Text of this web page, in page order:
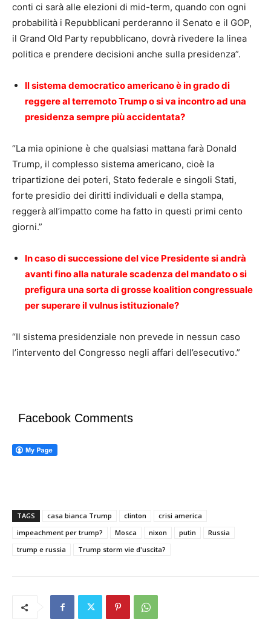
conti ci sarà alle elezioni di mid-term, quando con ogni
probabilità i Repubblicani perderanno il Senato e il GOP,
il Grand Old Party repubblicano, dovrà rivedere la linea
politica e prendere decisioni anche sulla presidenza”.
Il sistema democratico americano è in grado di
reggere al terremoto Trump o si va incontro ad una
presidenza sempre più accidentata?
“La mia opinione è che qualsiasi mattana farà Donald
Trump, il complesso sistema americano, cioè la
tripartizione dei poteri, Stato federale e singoli Stati,
forte presidio dei diritti individuali e della stampa,
reggerà all’impatto come ha fatto in questi primi cento
giorni.”
In caso di successione del vice Presidente si andrà
avanti fino alla naturale scadenza del mandato o si
prefigura una sorta di grosse koalition congressuale
per superare il vulnus istituzionale?
“Il sistema presidenziale non prevede in nessun caso
l’intervento del Congresso negli affari dell’esecutivo.”
Facebook Comments
TAGS casa bianca Trump clinton
crisi america
impeachment per trump?
Mosca nixon putin
Russia
trump e russia
Trump storm vie d'uscita?